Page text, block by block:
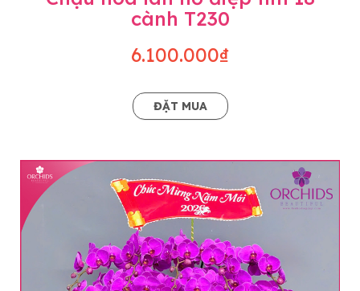
cành T230
6.100.000₫
ĐẶT MUA